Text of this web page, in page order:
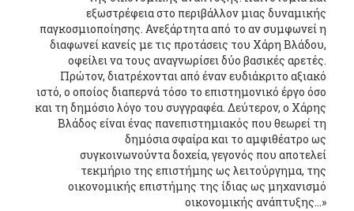
εξωστρέφεια στο περιβάλλον μιας δυναμικής
παγκοσμιοποίησης. Ανεξάρτητα από το αν συμφωνεί η
διαφωνεί κανείς με τις προτάσεις του Χάρη Βλάδου,
οφείλει να τους αναγνωρίσει δύο βασικές αρετές.
Πρώτον, διατρέχονται από έναν ευδιάκριτο αξιακό
ιστό, ο οποίος διαπερνά τόσο το επιστημονικό έργο όσο
και τη δημόσιο λόγο του συγγραφέα. Δεύτερον, ο Χάρης
Βλάδος είναι ένας πανεπιστημιακός που θεωρεί τη
δημόσια σφαίρα και το αμφιθέατρο ως
συγκοινωνούντα δοχεία, γεγονός που αποτελεί
τεκμήριο της επιστήμης ως λειτούργημα, της
οικονομικής επιστήμης της ίδιας ως μηχανισμό
οικονομικής ανάπτυξης…»